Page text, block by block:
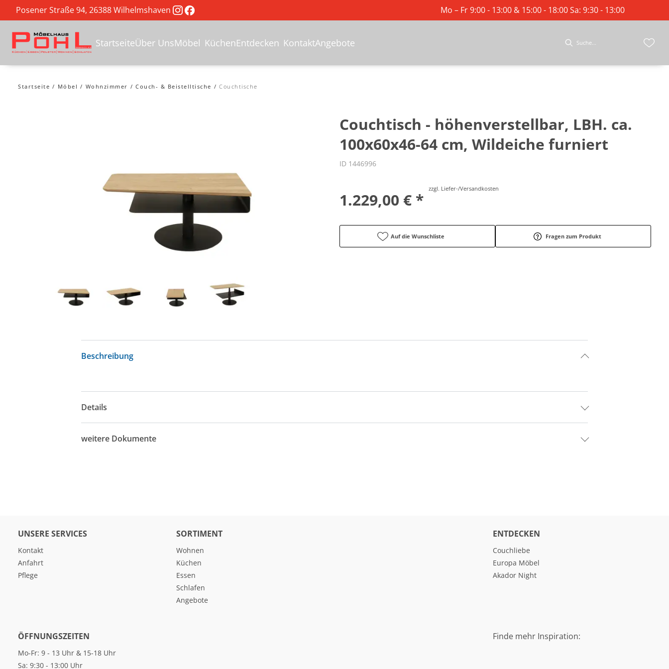
Posener Straße 94, 26388 Wilhelmshaven Mo – Fr 9:00 - 13:00 & 15:00 - 18:00 Sa: 9:30 - 13:00
StartseiteÜber UnsMöbel KüchenEntdecken KontaktAngebote
Startseite Möbel Wohnzimmer Couch- & Beistelltische Couchtische
Couchtisch - höhenverstellbar, LBH. ca.
100x60x46-64 cm, Wildeiche furniert
ID 1446996
1.229,00 € *
zzgl. Liefer-/Versandkosten
Auf die Wunschliste Fragen zum Produkt
Beschreibung
Details
weitere Dokumente
UNSERE SERVICES
Kontakt
Anfahrt
Pflege
SORTIMENT
Wohnen
Küchen
Essen
Schlafen
Angebote
ENTDECKEN
Couchliebe
Europa Möbel
Akador Night
ÖFFNUNGSZEITEN
Mo-Fr: 9 - 13 Uhr & 15-18 Uhr
Sa: 9:30 - 13:00 Uhr
Finde mehr Inspiration: